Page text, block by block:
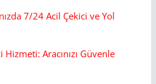
7/24 Acil Çekici ve Yol
Hizmeti: Aracınızı Güvenle